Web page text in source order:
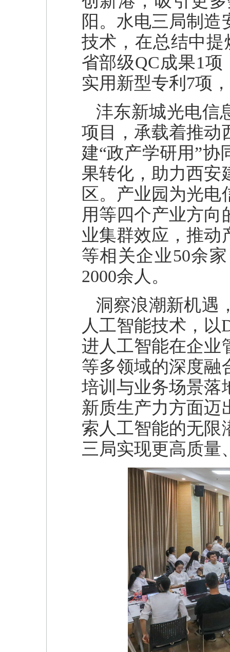
阳。水电三局制造
技术，在总结中
省部级QC成果1
实用新型专利7项
沣东新城光电信
项目，承载着推动
建“政产学研用”
果转化，助力西安
区。产业园为光
用等四个产业方向
业集群效应，推动
等相关企业50余
2000余人。
洞察浪潮新机遇
人工智能技术，以
进人工智能在企业
等多领域的深度融
培训与业务场景落
新质生产力方面迈
索人工智能的无限
三局实现更高质量